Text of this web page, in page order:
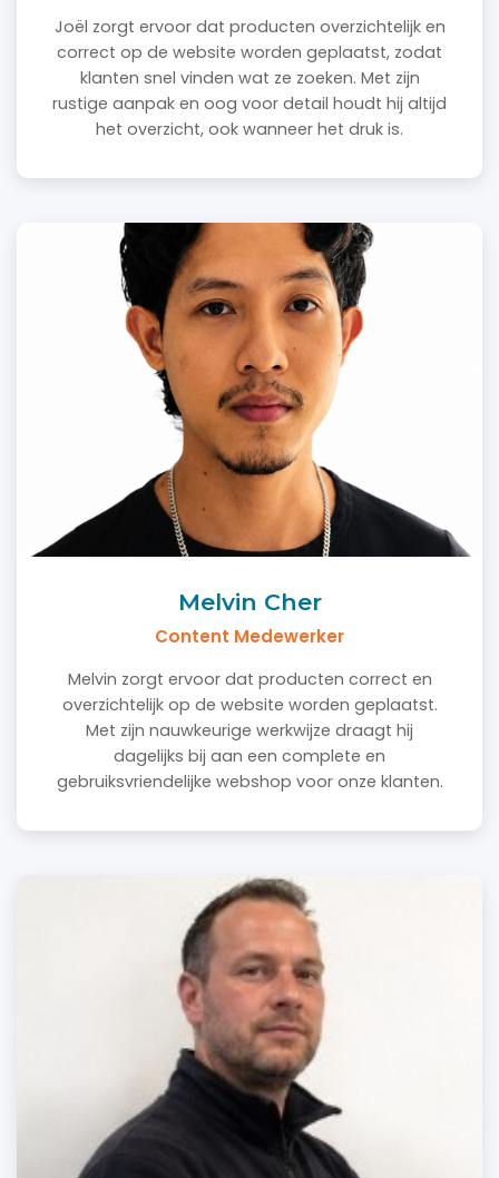
Joël zorgt ervoor dat producten overzichtelijk en
correct op de website worden geplaatst, zodat
klanten snel vinden wat ze zoeken. Met zijn
rustige aanpak en oog voor detail houdt hij altijd
het overzicht, ook wanneer het druk is.
Melvin Cher
Content Medewerker
Melvin zorgt ervoor dat producten correct en
overzichtelijk op de website worden geplaatst.
Met zijn nauwkeurige werkwijze draagt hij
dagelijks bij aan een complete en
gebruiksvriendelijke webshop voor onze klanten.